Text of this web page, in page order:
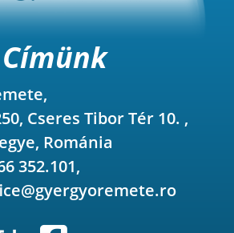
Címünk
Cseres Tibor Tér 10. ,
Románia
352.101,